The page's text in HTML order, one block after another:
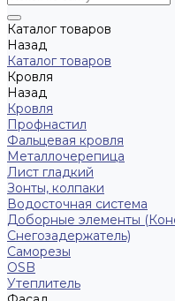
Каталог товаров
Назад
Каталог товаров
Кровля
Назад
Кровля
Профнастил
Фальцевая кровля
Металлочерепица
Лист гладкий
Зонты, колпаки
Водосточная система
Доборные элементы
Снегозадержатель)
Саморезы
ОSB
Утеплитель